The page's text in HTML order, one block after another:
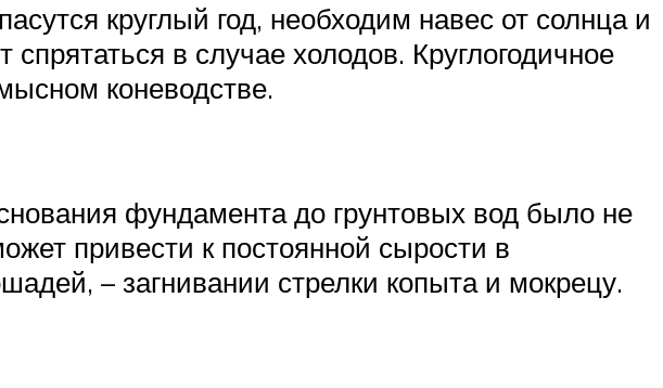
круглый год, необходим навес от солнца и
в случае холодов. Круглогодичное
коневодстве.
фундамента до грунтовых вод было не
привести к постоянной сырости в
– загнивании стрелки копыта и мокрецу.